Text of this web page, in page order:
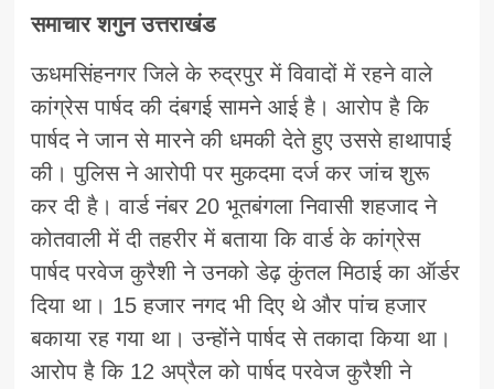
समाचार शगुन उत्तराखंड
ऊधमसिंहनगर जिले के रुद्रपुर में विवादों में रहने वाले
कांग्रेस पार्षद की दंबगई सामने आई है। आरोप है कि
पार्षद ने जान से मारने की धमकी देते हुए उससे हाथापाई
की। पुलिस ने आरोपी पर मुकदमा दर्ज कर जांच शुरू
कर दी है। वार्ड नंबर 20 भूतबंगला निवासी शहजाद ने
कोतवाली में दी तहरीर में बताया कि वार्ड के कांग्रेस
पार्षद परवेज कुरैशी ने उनको डेढ़ कुंतल मिठाई का ऑर्डर
दिया था। 15 हजार नगद भी दिए थे और पांच हजार
बकाया रह गया था। उन्होंने पार्षद से तकादा किया था।
आरोप है कि 12 अप्रैल को पार्षद परवेज कुरैशी ने